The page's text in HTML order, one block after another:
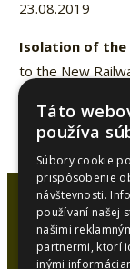
23.08.2019
Isolation of the
to the New
Implementation of
Táto
používa
Súbory cookie
prispôsobenie
návštevnosti.
používaní našej
našimi
partnermi, ktorí
inými